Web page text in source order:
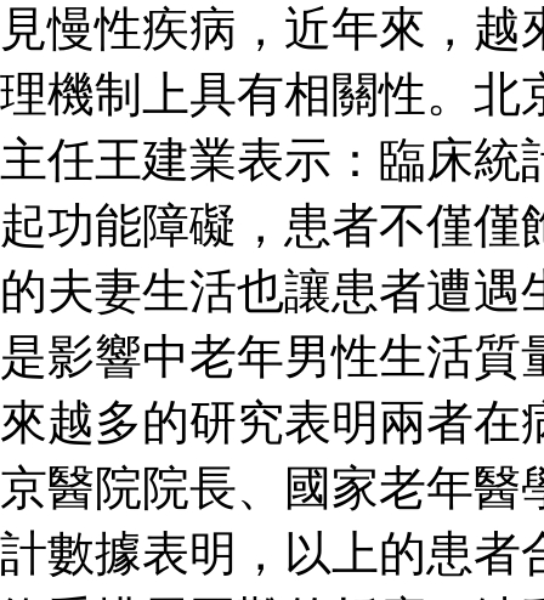
見慢性疾病，近年來，
理機制上具有相關性。北
主任王建業表示：臨床
起功能障礙，患者不僅
的夫妻生活也讓患者遭
是影響中老年男性生活
來越多的研究表明兩者
京醫院院長、國家老年醫
計數據表明，以上的患者